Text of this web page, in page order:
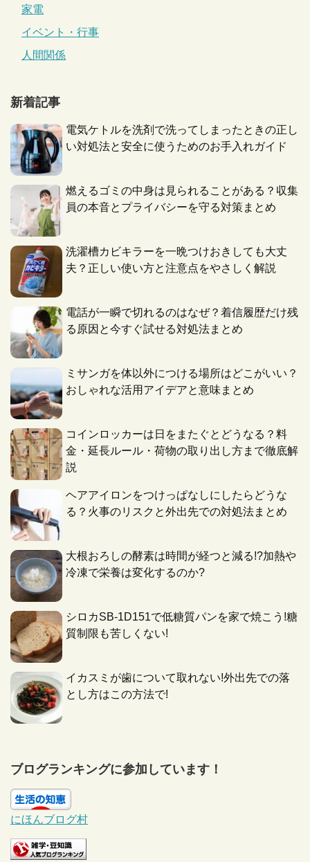
家電
イベント・行事
人間関係
新着記事
電気ケトルを洗剤で洗ってしまったときの正し
い対処法と安全に使うためのお手入れガイド
燃えるゴミの中身は見られることがある？収集
員の本音とプライバシーを守る対策まとめ
洗濯槽カビキラーを一晩つけおきしても大丈
夫？正しい使い方と注意点をやさしく解説
電話が一瞬で切れるのはなぜ？着信履歴だけ残
る原因と今すぐ試せる対処法まとめ
ミサンガを体以外につける場所はどこがいい？
おしゃれな活用アイデアと意味まとめ
コインロッカーは日をまたぐとどうなる？料
金・延長ルール・荷物の取り出し方まで徹底解
説
ヘアアイロンをつけっぱなしにしたらどうな
る？火事のリスクと外出先での対処法まとめ
大根おろしの酵素は時間が経つと減る!?加熱や
冷凍で栄養は変化するのか?
シロカSB-1D151で低糖質パンを家で焼こう!糖
質制限も苦しくない!
イカスミが歯について取れない!外出先での落
とし方はこの方法で!
ブログランキングに参加しています！
にほんブログ村